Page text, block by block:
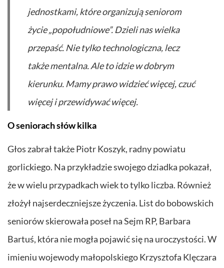
jednostkami, które organizują seniorom
życie „popołudniowe”. Dzieli nas wielka
przepaść. Nie tylko technologiczna, lecz
także mentalna. Ale to idzie w dobrym
kierunku. Mamy prawo widzieć więcej, czuć
więcej i przewidywać więcej.
O seniorach słów kilka
Głos zabrał także Piotr Koszyk, radny powiatu
gorlickiego. Na przykładzie swojego dziadka pokazał,
że w wielu przypadkach wiek to tylko liczba. Również
złożył najserdeczniejsze życzenia. List do bobowskich
seniorów skierowała poseł na Sejm RP, Barbara
Bartuś, która nie mogła pojawić się na uroczystości. W
imieniu wojewody małopolskiego Krzysztofa Klęczara